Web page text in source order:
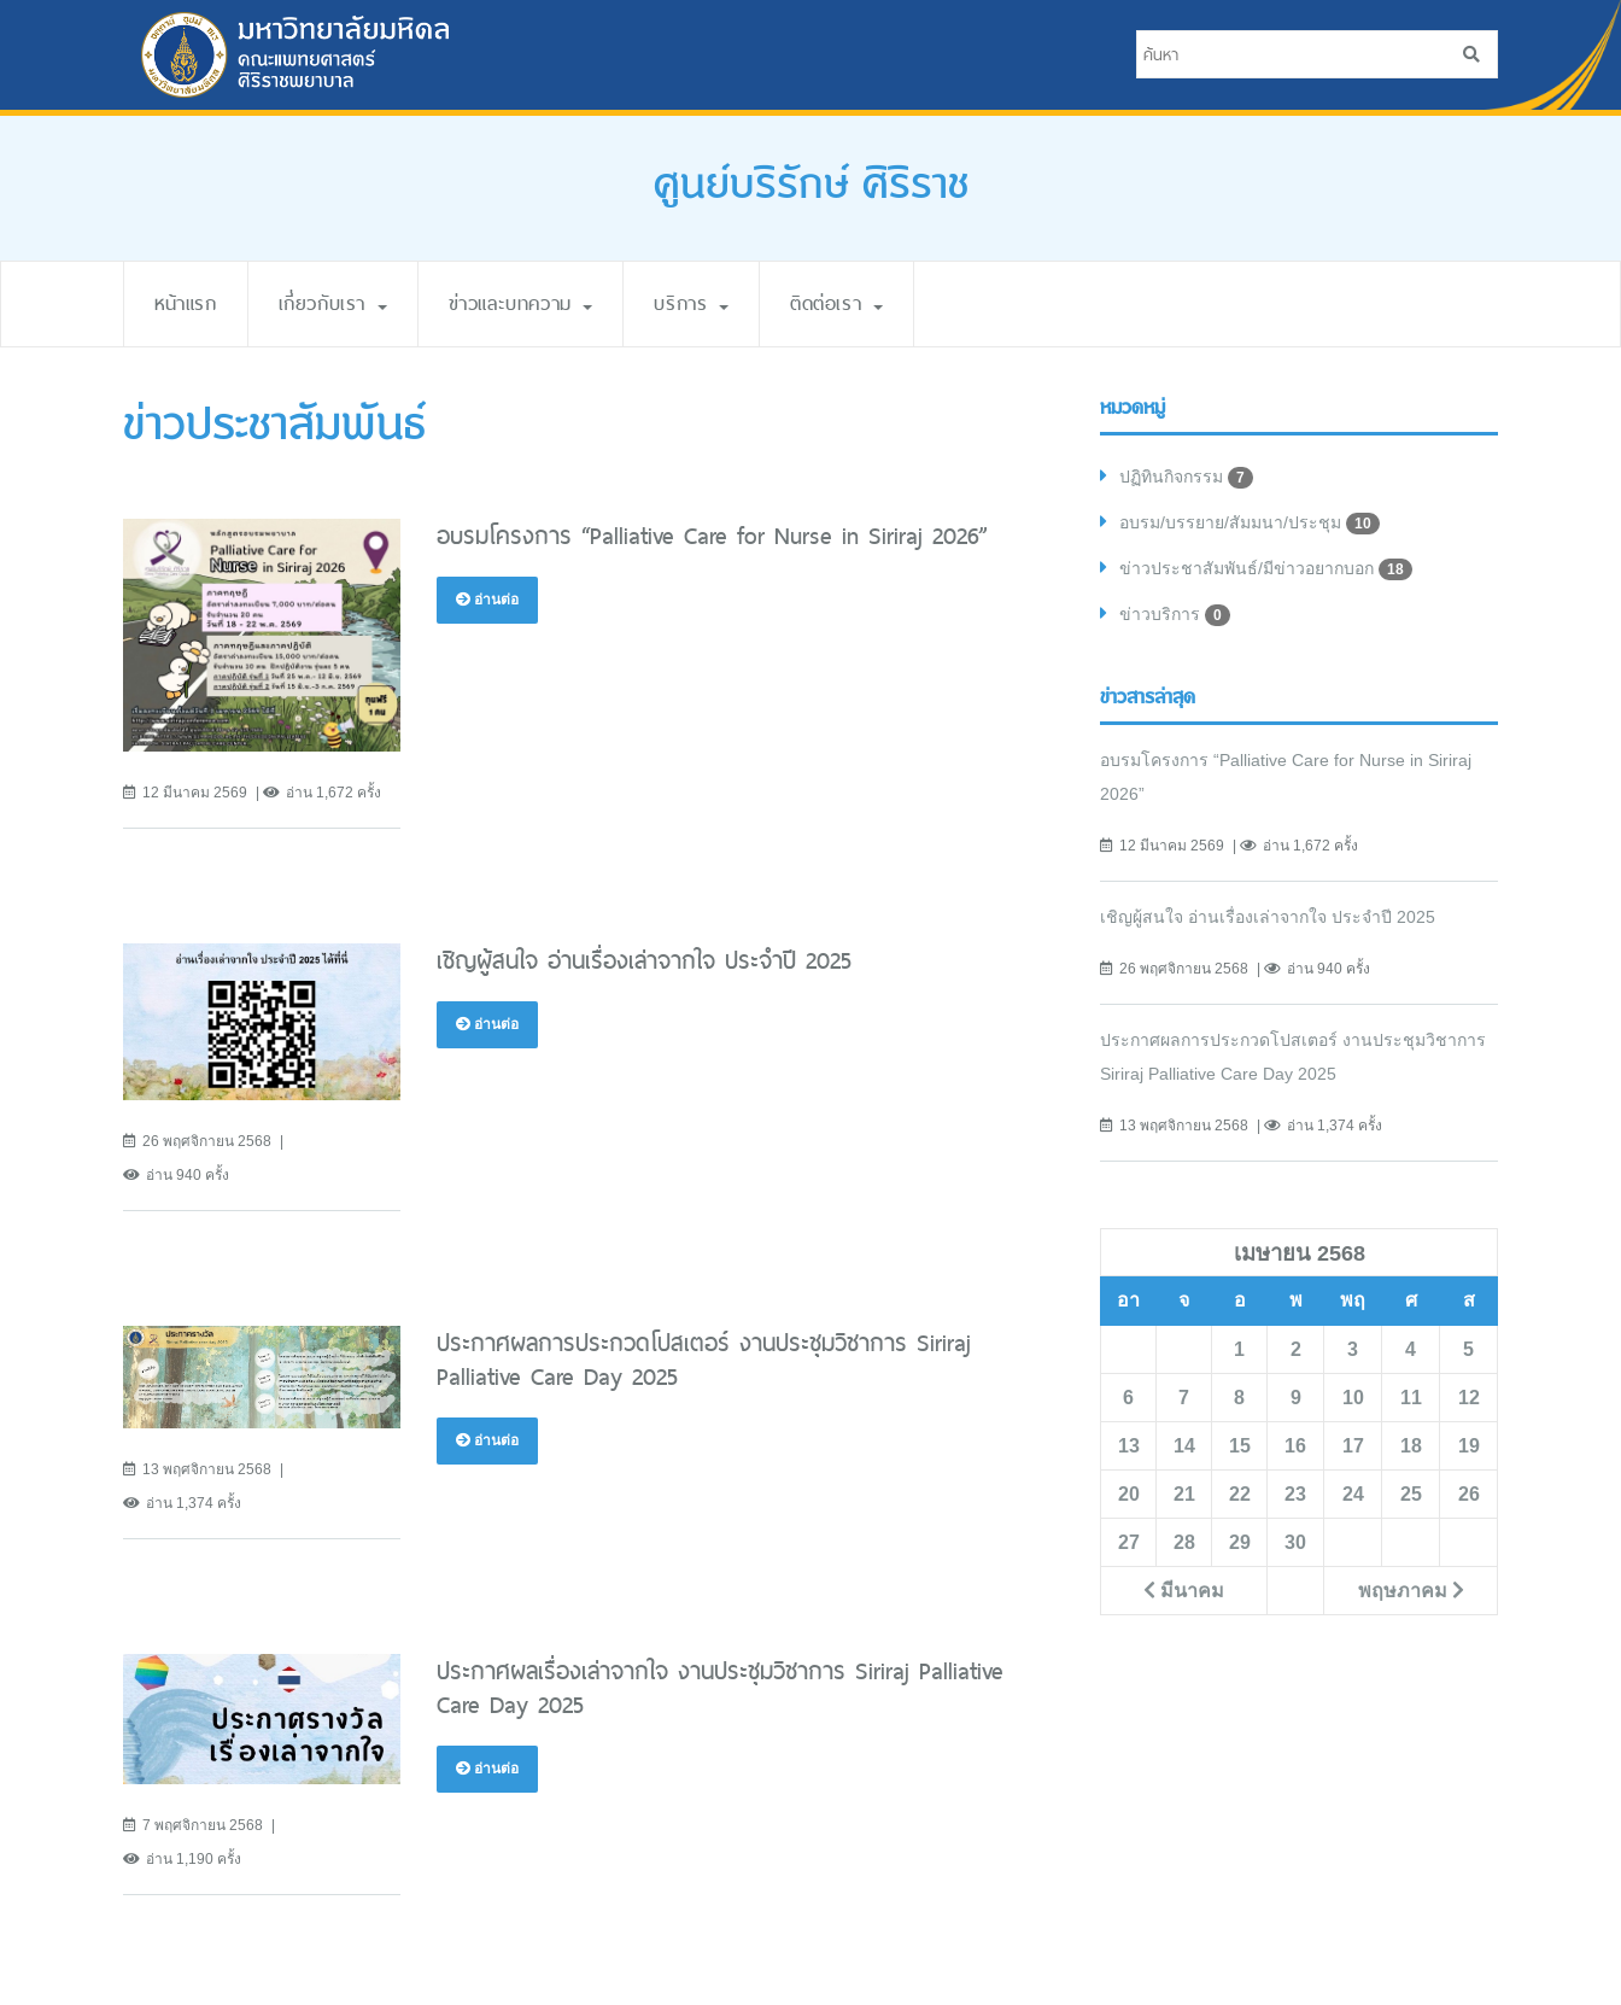
ศูนย์บริรักษ์ ศิริราช
หน้าแรก เกี่ยวกับเรา ข่าวและบทความ บริการ ติดต่อเรา
ข่าวประชาสัมพันธ์
12 มีนาคม 2569 อ่าน 1,672 ครั้ง
อบรมโครงการ “Palliative Care for Nurse in Siriraj 2026”
อ่านต่อ
26 พฤศจิกายน 2568
อ่าน 940 ครั้ง
เชิญผู้สนใจ อ่านเรื่องเล่าจากใจ ประจำปี 2025
อ่านต่อ
13 พฤศจิกายน 2568
อ่าน 1,374 ครั้ง
ประกาศผลการประกวดโปสเตอร์ งานประชุมวิชาการ Siriraj
Palliative Care Day 2025
อ่านต่อ
7 พฤศจิกายน 2568
อ่าน 1,190 ครั้ง
ประกาศผลเรื่องเล่าจากใจ งานประชุมวิชาการ Siriraj Palliative
Care Day 2025
อ่านต่อ
หมวดหมู่
ปฏิทินกิจกรรม 7
อบรม/บรรยาย/สัมมนา/ประชุม 10
ข่าวประชาสัมพันธ์/มีข่าวอยากบอก 18
ข่าวบริการ 0
ข่าวสารล่าสุด
อบรมโครงการ “Palliative Care for Nurse in Siriraj
2026”
12 มีนาคม 2569 อ่าน 1,672 ครั้ง
เชิญผู้สนใจ อ่านเรื่องเล่าจากใจ ประจำปี 2025
26 พฤศจิกายน 2568 อ่าน 940 ครั้ง
ประกาศผลการประกวดโปสเตอร์ งานประชุมวิชาการ
Siriraj Palliative Care Day 2025
13 พฤศจิกายน 2568 อ่าน 1,374 ครั้ง
เมษายน 2568
อา จ อ พ พฤ ศ ส
มีนาคม พฤษภาคม
1 2 3 4 5
6 7 8 9 10 11 12
13 14 15 16 17 18 19
20 21 22 23 24 25 26
27 28 29 30